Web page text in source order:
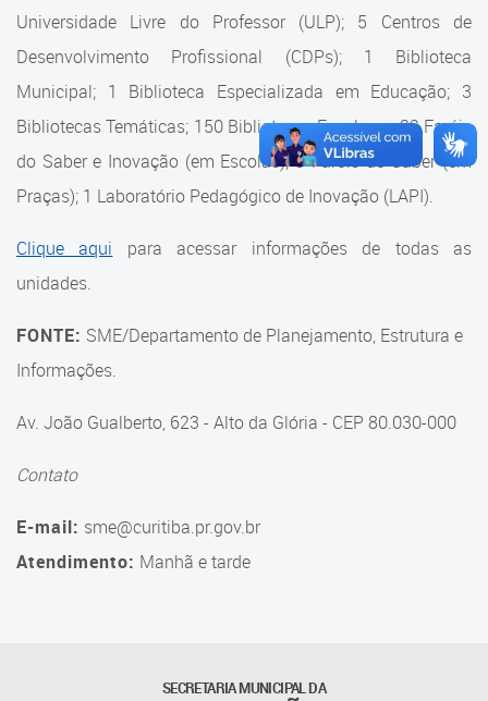
Gerência de Almoxarifado
Gerência de Aquisição e
Gestão Contratual de
Serviços
Gerência de Contratos
Gerência de Limpeza e
Suporte aos Contratos
Gerência de Segurança
Gerência de Transporte
Gerência de Transporte para
a Educação Especial - SITES
Tecnologia
Universidade Livre do Professor (ULP); 5 Centros de
Desenvolvimento Profissional (CDPs); 1 Biblioteca
Municipal; 1 Biblioteca Especializada em Educação; 3
Bibliotecas Temáticas; 150 Bibliotecas Escolares; 32 Faróis
do Saber e Inovação (em Escolas); 9 Faróis do Saber (em
Praças); 1 Laboratório Pedagógico de Inovação (LAPI).
Clique aqui para acessar informações de todas as
unidades.
FONTE: SME/Departamento de Planejamento, Estrutura e
Informações.
Av. João Gualberto, 623 - Alto da Glória - CEP 80.030-000
Contato
E-mail: sme@curitiba.pr.gov.br
Atendimento: Manhã e tarde
SECRETARIA MUNICIPAL DA